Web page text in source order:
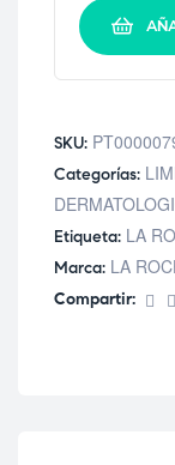
SKU:
Categorías:
Etiqueta: LA
Marca: LA
Compartir: